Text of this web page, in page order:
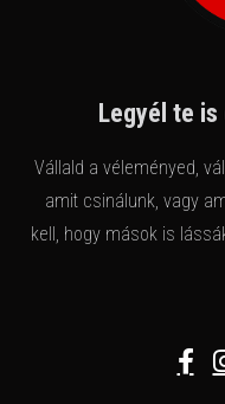
Legyél te
Vállald a véleményed,
amit csinálunk, vagy
kell, hogy mások is